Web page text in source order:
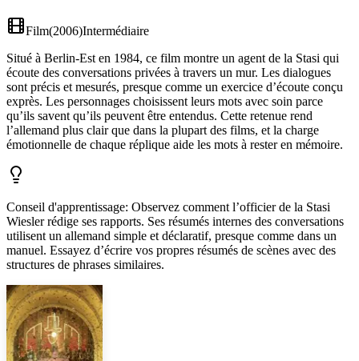
Film(2006)Intermédiaire
Situé à Berlin-Est en 1984, ce film montre un agent de la Stasi qui
écoute des conversations privées à travers un mur. Les dialogues
sont précis et mesurés, presque comme un exercice d’écoute conçu
exprès. Les personnages choisissent leurs mots avec soin parce
qu’ils savent qu’ils peuvent être entendus. Cette retenue rend
l’allemand plus clair que dans la plupart des films, et la charge
émotionnelle de chaque réplique aide les mots à rester en mémoire.
Conseil d'apprentissage: Observez comment l’officier de la Stasi
Wiesler rédige ses rapports. Ses résumés internes des conversations
utilisent un allemand simple et déclaratif, presque comme dans un
manuel. Essayez d’écrire vos propres résumés de scènes avec des
structures de phrases similaires.